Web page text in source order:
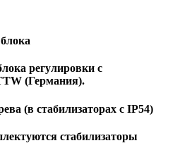
регулировки с
(Германия).
(в стабилизаторах c IP54)
стабилизаторы